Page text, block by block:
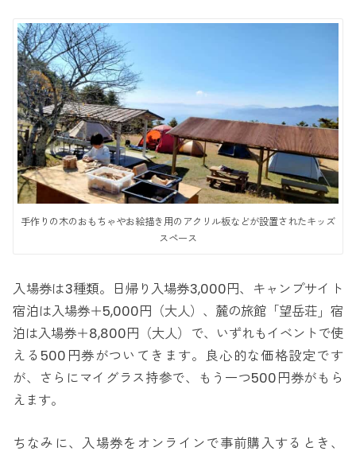
手作りの木のおもちゃやお絵描き用のアクリル板などが設置されたキッズ
スペース
入場券は3種類。日帰り入場券3,000円、キャンプサイト
宿泊は入場券＋5,000円（大人）、麓の旅館「望岳荘」宿
泊は入場券＋8,800円（大人）で、いずれもイベントで使
える500円券がついてきます。良心的な価格設定です
が、さらにマイグラス持参で、もう一つ500円券がもら
えます。
ちなみに、入場券をオンラインで事前購入するとき、